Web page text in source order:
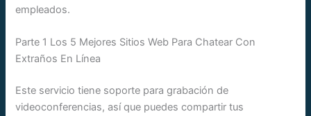
empleados.
Parte 1 Los 5 Mejores Sitios Web Para Chatear Con
Extraños En Línea
Este servicio tiene soporte para grabación de
videoconferencias, así que puedes compartir tus